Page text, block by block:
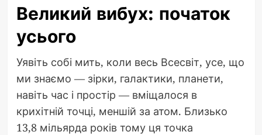
Великий вибух: початок
усього
Уявіть собі мить, коли весь Всесвіт, усе, що
ми знаємо — зірки, галактики, планети,
навіть час і простір — вміщалося в
крихітній точці, меншій за атом. Близько
13,8 мільярда років тому ця точка